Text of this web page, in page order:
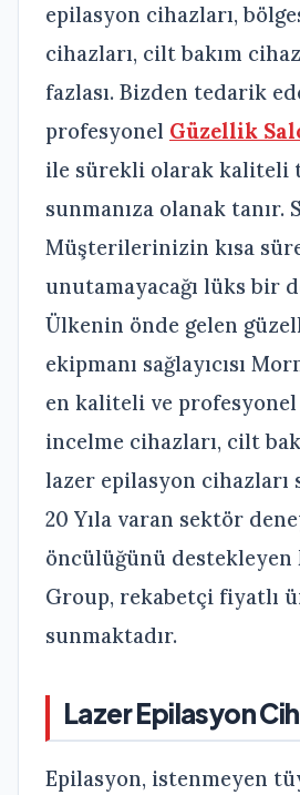
epilasyon cihazları,
cihazları, cilt bakım
fazlası. Bizden tedarik
profesyonel Güzellik
ile sürekli olarak kaliteli
sunmanıza olanak tanır.
Müşterilerinizin kısa
unutamayacağı lüks bir
Ülkenin önde gelen
ekipmanı sağlayıcısı
en kaliteli ve profesyonel
incelme cihazları, cilt
lazer epilasyon cihazları
20 Yıla varan sektör
öncülüğünü destekleyen
Group, rekabetçi fiyatlı
sunmaktadır.
Lazer Epilasyon
Epilasyon, istenmeyen